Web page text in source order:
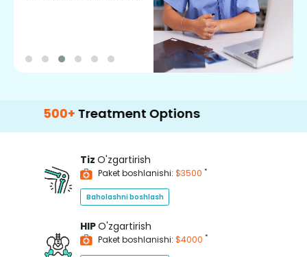
Treatment Options
Tiz O'zgartirish
Paket boshlanishi: $3500 *
Baholashni boshlash
HIPO'zgartirish
Paket boshlanishi: $4000 *